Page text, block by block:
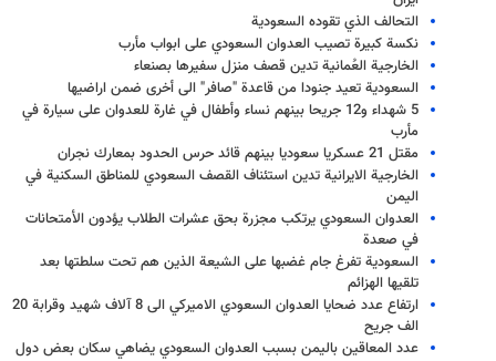
التحالف الذي تقوده السعودية
نكسة كبيرة تصيب العدوان السعودي على ابواب مأرب
الخارجية العُمانية تدين قصف منزل سفيرها بصنعاء
السعودية تعيد جنودا من قاعدة "صافر" الى أخرى ضمن اراضيها
5 شهداء و12 جريحا بينهم نساء وأطفال في غارة للعدوان على سيارة في
مأرب
مقتل 21 عسكريا سعوديا بينهم قائد حرس الحدود بمعارك نجران
الخارجية الايرانية تدين استئناف القصف السعودي للمناطق السكنية في
اليمن
العدوان السعودي يرتكب مجزرة بحق عشرات الطلاب يؤدون الأمتحانات
في صعدة
السعودية تفرغ جام غضبها على الشيعة الذين هم تحت سلطتها بعد
تلقيها الهزائم
ارتفاع عدد ضحايا العدوان السعودي الاميركي الى 8 آلاف شهيد وقرابة 20
الف جريح
عدد المعاقين باليمن بسبب العدوان السعودي يضاهي سكان بعض دول